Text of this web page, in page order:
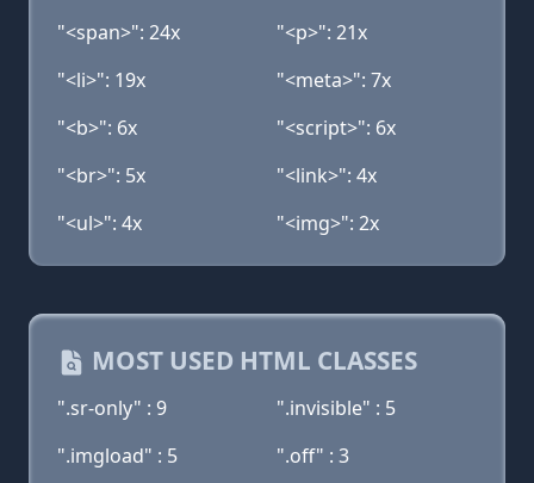
"<span>": 24x
"<p>": 21x
"<li>": 19x
"<meta>": 7x
"<b>": 6x
"<script>": 6x
"<br>": 5x
"<link>": 4x
"<ul>": 4x
"<img>": 2x
MOST USED HTML CLASSES
".sr-only" : 9
".invisible" : 5
".imgload" : 5
".off" : 3